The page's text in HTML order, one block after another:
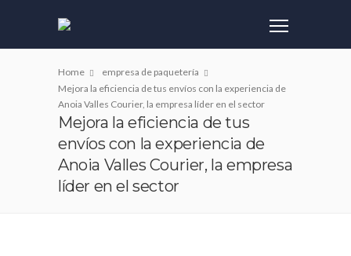
Home
empresa de paquetería
Mejora la eficiencia de tus envíos con la experiencia de
Anoia Valles Courier, la empresa líder en el sector
Mejora la eficiencia de tus
envíos con la experiencia de
Anoia Valles Courier, la empresa
líder en el sector